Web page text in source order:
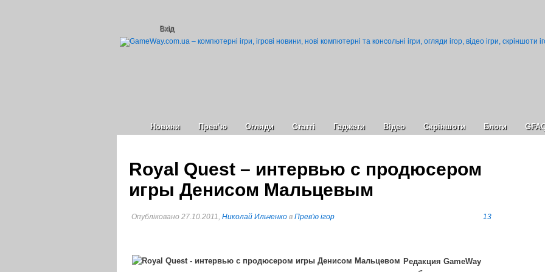
Вхід
Новини Прев’ю Огляди Статті Гаджети Відео Cкріншоти Блоги
Royal Quest – интервью с продюсером
игры Денисом Мальцевым
Опубліковано 27.10.2011, Николай Ильченко в Прев'ю ігор 13
Редакция GameWay